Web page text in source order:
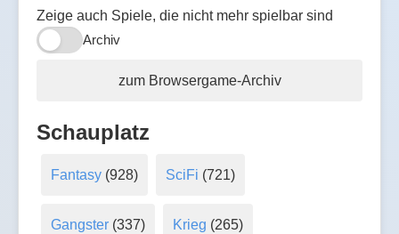
Zeige auch Spiele, die nicht mehr spielbar sind
Archiv
zum Browsergame-Archiv
Schauplatz
Fantasy(928) SciFi (721)
Gangster(337) Krieg (265)